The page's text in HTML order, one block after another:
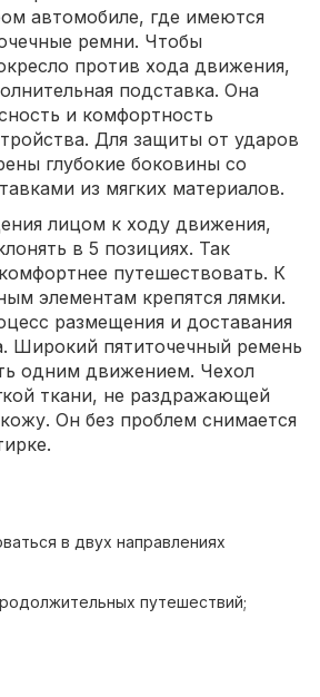
автомобиле, где имеются
ремни. Чтобы
против хода движения,
подставка. Она
и комфортность
Для защиты от ударов
глубокие боковины со
из мягких материалов.
лицом к ходу движения,
в 5 позициях. Так
путешествовать. К
элементам крепятся лямки.
размещения и доставания
Широкий пятиточечный ремень
одним движением. Чехол
ткани, не раздражающей
Он без проблем снимается
в двух направлениях
путешествий;